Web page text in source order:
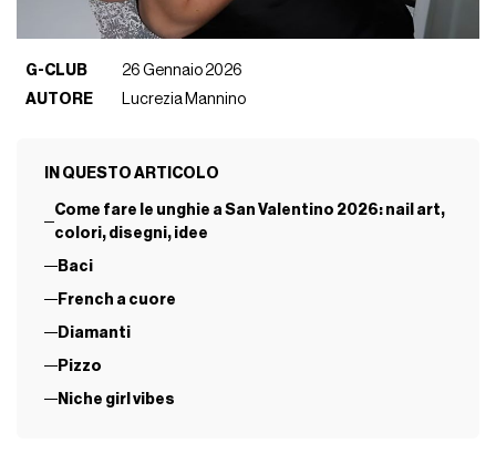
G-CLUB
26 Gennaio 2026
AUTORE
Lucrezia Mannino
IN QUESTO ARTICOLO
Come fare le unghie a San Valentino 2026: nail art,
colori, disegni, idee
Baci
French a cuore
Diamanti
Pizzo
Niche girl vibes